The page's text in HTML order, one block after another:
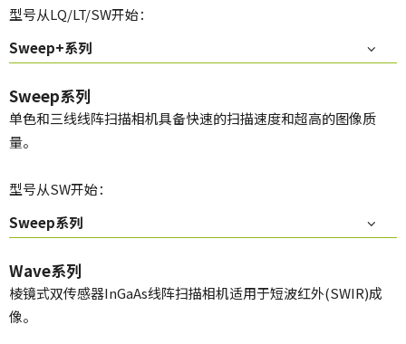
型号从LQ/LT/SW开始：
Sweep+系列
Sweep系列
单色和三线线阵扫描相机具备快速的扫描速度和超高的图像质
量。
型号从SW开始：
Sweep系列
Wave系列
棱镜式双传感器InGaAs线阵扫描相机适用于短波红外(SWIR)成
像。